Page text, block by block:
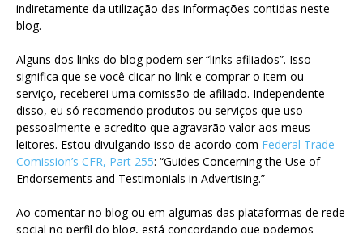
indiretamente da utilização das informações contidas neste
blog.
Alguns dos links do blog podem ser “links afiliados”. Isso
significa que se você clicar no link e comprar o item ou
serviço, receberei uma comissão de afiliado. Independente
disso, eu só recomendo produtos ou serviços que uso
pessoalmente e acredito que agravarão valor aos meus
leitores. Estou divulgando isso de acordo com Federal Trade
Comission’s CFR, Part 255: “Guides Concerning the Use of
Endorsements and Testimonials in Advertising.”
Ao comentar no blog ou em algumas das plataformas de rede
social no perfil do blog, está concordando que podemos